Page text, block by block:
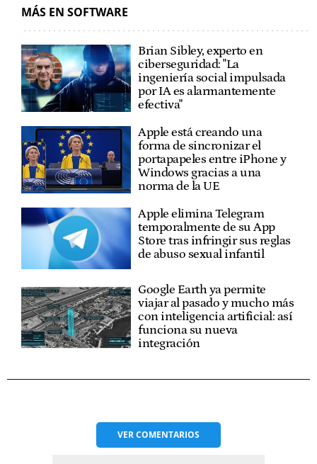
MÁS EN SOFTWARE
Brian Sibley, experto en
ciberseguridad: "La
ingeniería social impulsada
por IA es alarmantemente
efectiva"
Apple está creando una
forma de sincronizar el
portapapeles entre iPhone y
Windows gracias a una
norma de la UE
Apple elimina Telegram
temporalmente de su App
Store tras infringir sus reglas
de abuso sexual infantil
Google Earth ya permite
viajar al pasado y mucho más
con inteligencia artificial: así
funciona su nueva
integración
VERCOMENTARIOS